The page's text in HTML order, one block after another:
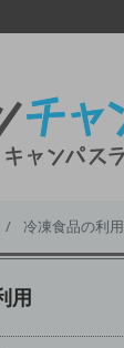
冷凍食品の利用
用